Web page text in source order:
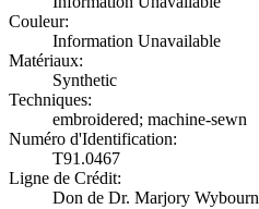
Couleur:
Information Unavailable
Matériaux:
Synthetic
Techniques:
embroidered; machine-sewn
Numéro d'Identification:
T91.0467
Ligne de Crédit:
Don de Dr. Marjory Wybourn